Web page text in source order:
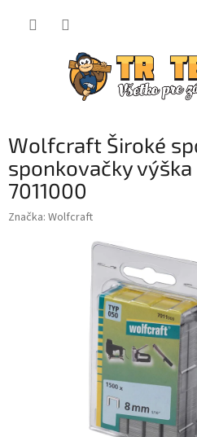
Wolfcraft Široké
sponkovačky
7011000
Značka: Wolfcraft